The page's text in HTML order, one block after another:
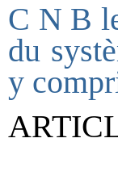
C N B
du
y